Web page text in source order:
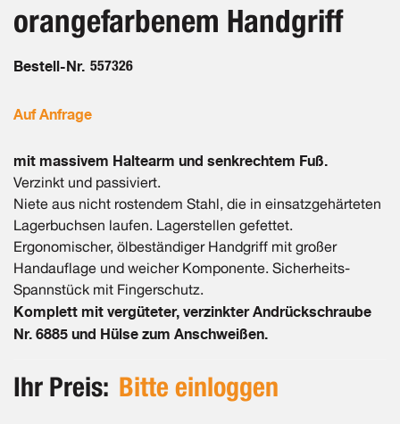
orangefarbenem Handgriff
Bestell-Nr. 557326
Auf Anfrage
mit massivem Haltearm und senkrechtem Fuß.
Verzinkt und passiviert.
Niete aus nicht rostendem Stahl, die in einsatzgehärteten
Lagerbuchsen laufen. Lagerstellen gefettet.
Ergonomischer, ölbeständiger Handgriff mit großer
Handauflage und weicher Komponente. Sicherheits-
Spannstück mit Fingerschutz.
Komplett mit vergüteter, verzinkter Andrückschraube
Nr. 6885 und Hülse zum Anschweißen.
Ihr Preis: Bitte einloggen